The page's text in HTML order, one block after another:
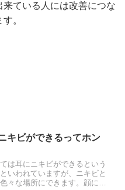
来ている人には改善につな
。
キビができるってホン
は耳にニキビができるという
いわれていますが、ニキビと
々な場所にできます。顔にで